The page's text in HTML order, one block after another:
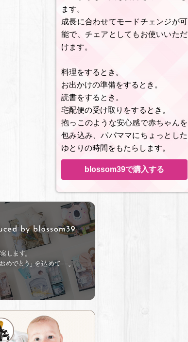
ます。
成長に合わせてモードチェンジが可
能で、チェアとしてもお使いいただ
けます。
料理をするとき。
お出かけの準備をするとき。
読書をするとき。
宅配便の受け取りをするとき。
抱っこのような安心感で赤ちゃんを
包み込み、パパママにちょっとした
ゆとりの時間をもたらします。
blossom39で購入する